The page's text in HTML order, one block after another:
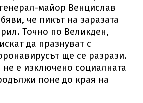
майор Венцислав
че пикът на заразата
Точно по Великден,
да празнуват с
ще се разрази.
е изключено социалната
поне до края на